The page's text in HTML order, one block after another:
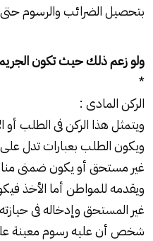
بتحصيل الضرائب والرسوم حتى
ولو زعم ذلك حيث تكون
*
الركن المادى :
ويتمثل هذا الركن فى الطلب
ويكون الطلب بعبارات تدل
غير مستحق أو يكون ضمنى منا
ويقدمه للمواطن أما الأخذ
غير المستحق وإدخاله فى
شخص أن عليه رسوم معينة